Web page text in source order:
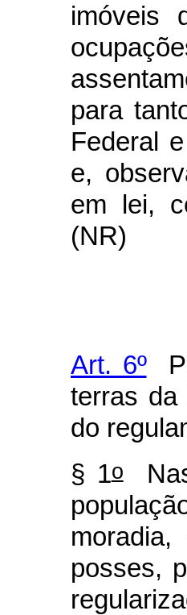
imóveis
para
Federal
e,
em lei,
(NR)
Art. 6º
terras da
do
§ 1oNas
posses,